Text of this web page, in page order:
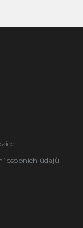
osobních údajů